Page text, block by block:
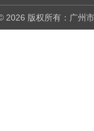
2026 版权所有：广州